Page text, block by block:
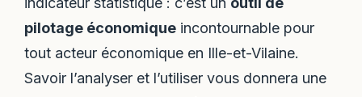
pilotage économique incontournable pour
tout acteur économique en Ille-et-Vilaine.
Savoir l’analyser et l’utiliser vous donnera une